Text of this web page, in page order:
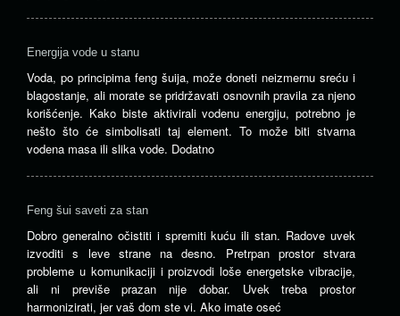
Energija vode u stanu
Voda, po principima feng šuija, može doneti neizmernu sreću i
blagostanje, ali morate se pridržavati osnovnih pravila za njeno
korišćenje. Kako biste aktivirali vodenu energiju, potrebno je
nešto što će simbolisati taj element. To može biti stvarna
vodena masa ili slika vode. Dodatno
Feng šui saveti za stan
Dobro generalno očistiti i spremiti kuću ili stan. Radove uvek
izvoditi s leve strane na desno. Pretrpan prostor stvara
probleme u komunikaciji i proizvodi loše energetske vibracije,
ali ni previše prazan nije dobar. Uvek treba prostor
harmonizirati, jer vaš dom ste vi. Ako imate oseć